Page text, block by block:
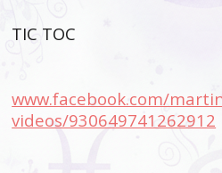
TIC TOC
www.facebook.com/
videos/930649741262912